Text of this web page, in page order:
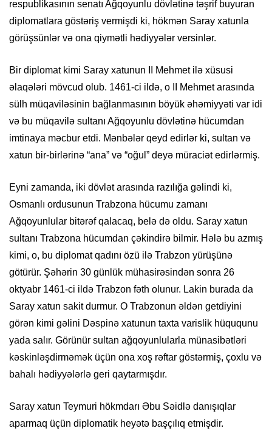
respublikasının senatı Ağqoyunlu dövlətinə təşrif buyuran
diplomatlara göstəriş vermişdi ki, hökmən Saray xatunla
görüşsünlər və ona qiymətli hədiyyələr versinlər.
Bir diplomat kimi Saray xatunun II Mehmet ilə xüsusi
əlaqələri mövcud olub. 1461-ci ildə, o II Mehmet arasında
sülh müqaviləsinin bağlanmasının böyük əhəmiyyəti var idi
və bu müqavilə sultanı Ağqoyunlu dövlətinə hücumdan
imtinaya məcbur etdi. Mənbələr qeyd edirlər ki, sultan və
xatun bir-birlərinə “ana” və “oğul” deyə müraciət edirlərmiş.
Eyni zamanda, iki dövlət arasında razılığa gəlindi ki,
Osmanlı ordusunun Trabzona hücumu zamanı
Ağqoyunlular bitərəf qalacaq, belə də oldu. Saray xatun
sultanı Trabzona hücumdan çəkindirə bilmir. Hələ bu azmış
kimi, o, bu diplomat qadını özü ilə Trabzon yürüşünə
götürür. Şəhərin 30 günlük mühasirəsindən sonra 26
oktyabr 1461-ci ildə Trabzon fəth olunur. Lakin burada da
Saray xatun sakit durmur. O Trabzonun əldən getdiyini
görən kimi gəlini Dəspinə xatunun taxta varislik hüququnu
yada salır. Görünür sultan ağqoyunlularla münasibətləri
kəskinləşdirməmək üçün ona xoş rəftar göstərmiş, çoxlu və
bahalı hədiyyələrlə geri qaytarmışdır.
Saray xatun Teymuri hökmdarı Əbu Səidlə danışıqlar
aparmaq üçün diplomatik heyətə başçılıq etmişdir.